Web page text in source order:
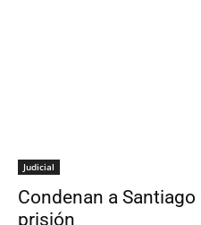
Judicial
Condenan a
prisión